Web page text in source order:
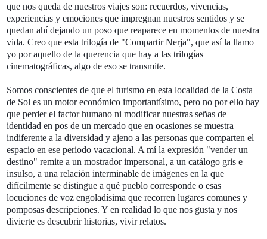
que nos queda de nuestros viajes son: recuerdos, vivencias,
experiencias y emociones que impregnan nuestros sentidos y se
quedan ahí dejando un poso que reaparece en momentos de nuestra
vida. Creo que esta trilogía de "Compartir Nerja", que así la llamo
yo por aquello de la querencia que hay a las trilogías
cinematográficas, algo de eso se transmite.
Somos conscientes de que el turismo en esta localidad de la Costa
de Sol es un motor económico importantísimo, pero no por ello hay
que perder el factor humano ni modificar nuestras señas de
identidad en pos de un mercado que en ocasiones se muestra
indiferente a la diversidad y ajeno a las personas que comparten el
espacio en ese periodo vacacional. A mí la expresión "vender un
destino" remite a un mostrador impersonal, a un catálogo gris e
insulso, a una relación interminable de imágenes en la que
difícilmente se distingue a qué pueblo corresponde o esas
locuciones de voz engoladísima que recorren lugares comunes y
pomposas descripciones. Y en realidad lo que nos gusta y nos
divierte es descubrir historias, vivir relatos.